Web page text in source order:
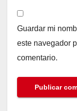
Guardar mi
este navegador
comentario.